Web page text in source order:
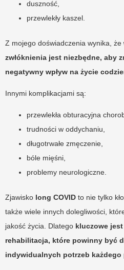
duszność,
przewlekły kaszel.
Z mojego doświadczenia wynika, że
zwłóknienia jest niezbędne, aby
negatywny wpływ na życie
Innymi komplikacjami są:
przewlekła obturacyjna
trudności w oddychaniu,
długotrwałe zmęczenie,
bóle mięśni,
problemy neurologiczne.
Zjawisko long COVID to nie tylko
także wiele innych dolegliwości,
jakość życia. Dlatego kluczowe
rehabilitacja, które powinny być
indywidualnych potrzeb każdego